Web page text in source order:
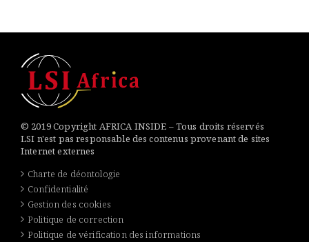
© 2019 Copyright AFRICA INSIDE – Tous droits réservés
LSI n'est pas responsable des contenus provenant de sites
Internet externes
Charte de déontologie
Confidentialité
Gestion des cookies
Politique de correction
Politique de vérification des informations